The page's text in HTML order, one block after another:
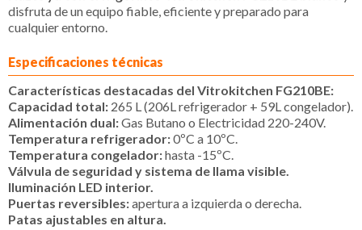
disfruta de un equipo fiable, eficiente y preparado para
cualquier entorno.
Especificaciones técnicas
Características destacadas del Vitrokitchen FG210BE:
Capacidad total: 265 L (206L refrigerador + 59L congelador).
Alimentación dual:Gas Butano o Electricidad 220-240V.
Temperatura refrigerador:0ºC a 10ºC.
Temperatura congelador:hasta -15ºC.
Válvula de seguridad y sistema de llama visible.
Iluminación LED interior.
Puertas reversibles:apertura a izquierda o derecha.
Patas ajustables en altura.